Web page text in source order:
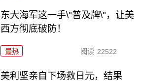
东大海军这一手\"普及牌\"，让美
西方彻底破防！
最热 阅读 22522
美利坚亲自下场救日元，结果